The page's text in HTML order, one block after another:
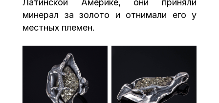
Латинской Америке, они приняли
минерал за золото и отнимали его у
местных племен.